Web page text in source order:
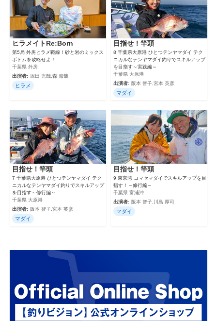
ヒラメイトRe:Born
第5局 外房ヒラメ戦線！砂と岩のミックス
ボトムを攻略せよ！
千葉県 外房
出演者: 堀田 光哉,森 海哉
ヒラメ
目指せ！竿頭
8 千葉県大原港 ひとつテンヤマダイ テク
ニカルなテンヤマダイ釣りでスキルアップ
を目指す～実践編～
千葉県 大原港
出演者: 阪本 智子,宮本 英彦
マダイ
目指せ！竿頭
7 千葉県大原港 ひとつテンヤマダイ テク
ニカルなテンヤマダイ釣りでスキルアップ
を目指す～修行編～
千葉県 大原港
出演者: 阪本 智子,宮本 英彦
マダイ
目指せ！竿頭
9 東京湾 コマセマダイでスキルアップを目
指す！～修行編～
千葉県 富浦沖
出演者: 阪本 智子,川島 厚司
マダイ